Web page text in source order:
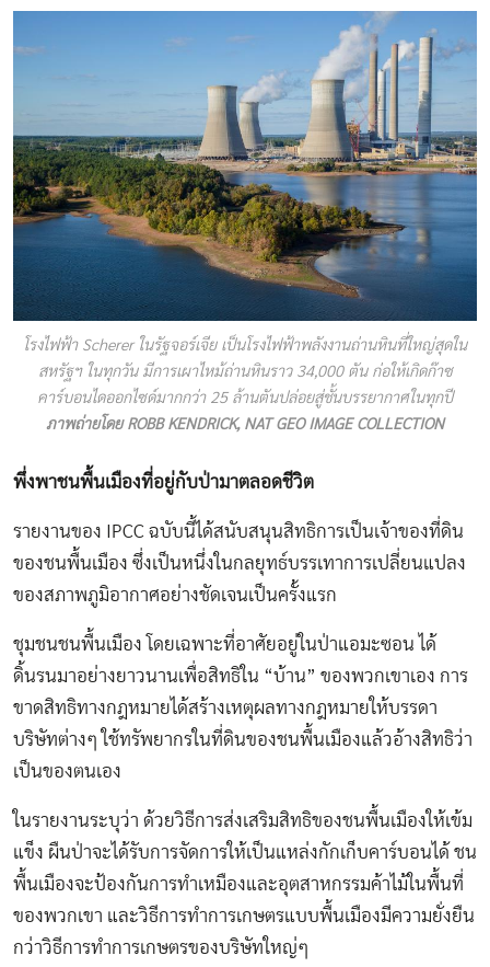
โรงไฟฟ้า Scherer ในรัฐจอร์เจีย เป็นโรงไฟฟ้าพลังงานถ่านหินที่ใหญ่สุดใน
สหรัฐฯ ในทุกวัน มีการเผาไหม้ถ่านหินราว 34,000 ตัน ก่อให้เกิดก๊าซ
คาร์บอนไดออกไซด์มากกว่า 25 ล้านตันปล่อยสู่ชั้นบรรยากาศในทุกปี
ภาพถ่ายโดย ROBB KENDRICK, NAT GEO IMAGE COLLECTION
พึ่งพาชนพื้นเมืองที่อยู่กับป่ามาตลอดชีวิต
รายงานของ IPCC ฉบับนี้ได้สนับสนุนสิทธิการเป็นเจ้าของที่ดิน
ของชนพื้นเมือง ซึ่งเป็นหนึ่งในกลยุทธ์บรรเทาการเปลี่ยนแปลง
ของสภาพภูมิอากาศอย่างชัดเจนเป็นครั้งแรก
ชุมชนชนพื้นเมือง โดยเฉพาะที่อาศัยอยู่ในป่าแอมะซอน ได้
ดิ้นรนมาอย่างยาวนานเพื่อสิทธิใน “บ้าน” ของพวกเขาเอง การ
ขาดสิทธิทางกฎหมายได้สร้างเหตุผลทางกฎหมายให้บรรดา
บริษัทต่างๆ ใช้ทรัพยากรในที่ดินของชนพื้นเมืองแล้วอ้างสิทธิว่า
เป็นของตนเอง
ในรายงานระบุว่า ด้วยวิธีการส่งเสริมสิทธิของชนพื้นเมืองให้เข้ม
แข็ง ผืนป่าจะได้รับการจัดการให้เป็นแหล่งกักเก็บคาร์บอนได้ ชน
พื้นเมืองจะป้องกันการทำเหมืองและอุตสาหกรรมค้าไม้ในพื้นที่
ของพวกเขา และวิธีการทำการเกษตรแบบพื้นเมืองมีความยั่งยืน
กว่าวิธีการทำการเกษตรของบริษัทใหญ่ๆ